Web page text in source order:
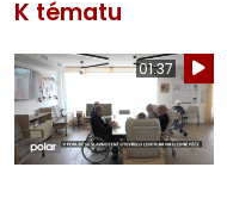
K tématu
01:37